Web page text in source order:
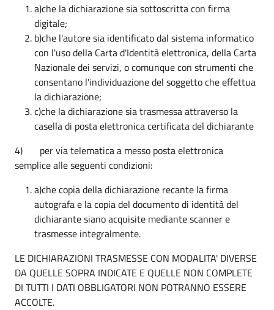
a)che la dichiarazione sia sottoscritta con firma
digitale;
b)che l'autore sia identificato dal sistema informatico
con l'uso della Carta d'Identità elettronica, della Carta
Nazionale dei servizi, o comunque con strumenti che
consentano l'individuazione del soggetto che effettua
la dichiarazione;
c)che la dichiarazione sia trasmessa attraverso la
casella di posta elettronica certificata del dichiarante
4) per via telematica a messo posta elettronica
semplice alle seguenti condizioni:
a)che copia della dichiarazione recante la firma
autografa e la copia del documento di identità del
dichiarante siano acquisite mediante scanner e
trasmesse integralmente.
LE DICHIARAZIONI TRASMESSE CON MODALITA' DIVERSE
DA QUELLE SOPRA INDICATE E QUELLE NON COMPLETE
DI TUTTI I DATI OBBLIGATORI NON POTRANNO ESSERE
ACCOLTE.